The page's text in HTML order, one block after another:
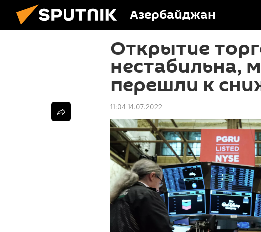
Азербайджан
Открытие
нестабильна,
перешли к
11:04 14.07.2022